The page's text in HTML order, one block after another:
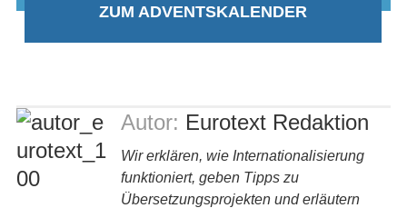
ZUM ADVENTSKALENDER
Autor: Eurotext Redaktion
Wir erklären, wie Internationalisierung
funktioniert, geben Tipps zu
Übersetzungsprojekten und erläutern